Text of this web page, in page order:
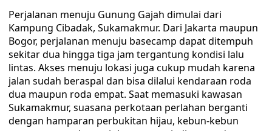
Perjalanan menuju Gunung Gajah dimulai dari
Kampung Cibadak, Sukamakmur. Dari Jakarta maupun
Bogor, perjalanan menuju basecamp dapat ditempuh
sekitar dua hingga tiga jam tergantung kondisi lalu
lintas. Akses menuju lokasi juga cukup mudah karena
jalan sudah beraspal dan bisa dilalui kendaraan roda
dua maupun roda empat. Saat memasuki kawasan
Sukamakmur, suasana perkotaan perlahan berganti
dengan hamparan perbukitan hijau, kebun-kebun